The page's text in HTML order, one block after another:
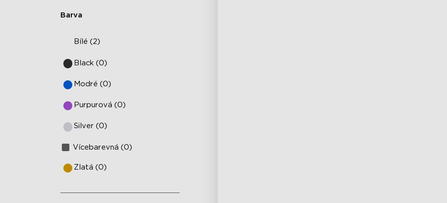
Barva
Bílé (2)
Black (0)
Modré (0)
Purpurová (0)
Silver (0)
Vícebarevná (0)
Zlatá (0)